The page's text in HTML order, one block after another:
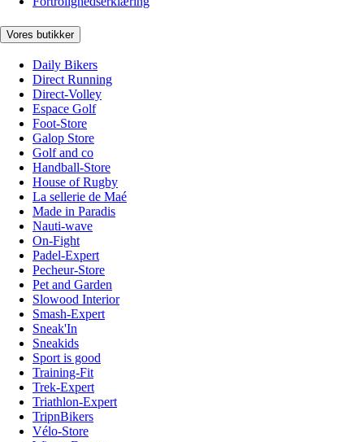
Vores butikker
Daily Bikers
Direct Running
Direct-Volley
Espace Golf
Foot-Store
Galop Store
Golf and co
Handball-Store
House of Rugby
La sellerie de Maé
Made in Paradis
Nauti-wave
On-Fight
Padel-Expert
Pecheur-Store
Pet and Garden
Slowood Interior
Smash-Expert
Sneak'In
Sneakids
Sport is good
Training-Fit
Trek-Expert
Triathlon-Expert
TripnBikers
Vélo-Store